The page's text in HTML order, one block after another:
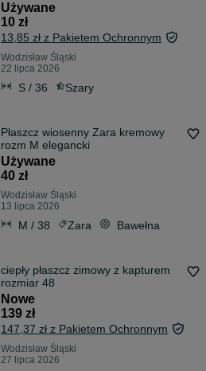
Używane
10 zł
13,85 zł z Pakietem Ochronnym
Wodzisław Śląski
22 lipca 2026
S / 36 Szary
Płaszcz wiosenny Zara kremowy
rozm M elegancki
Używane
40 zł
Wodzisław Śląski
13 lipca 2026
M / 38 Zara Bawełna
ciepły płaszcz zimowy z kapturem
rozmiar 48
Nowe
139 zł
147,37 zł z Pakietem Ochronnym
Wodzisław Śląski
27 lipca 2026